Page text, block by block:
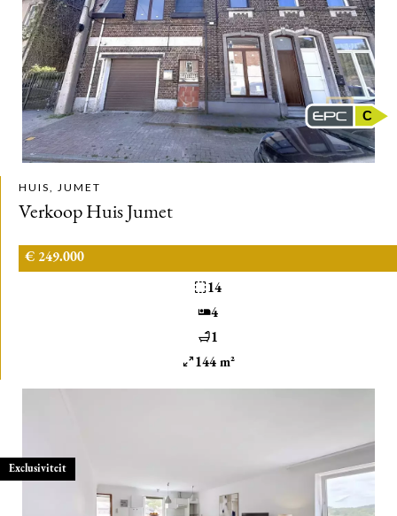
HUIS, JUMET
Verkoop Huis Jumet
€ 249.000
14
4
1
144 m²
C
Exclusiviteit